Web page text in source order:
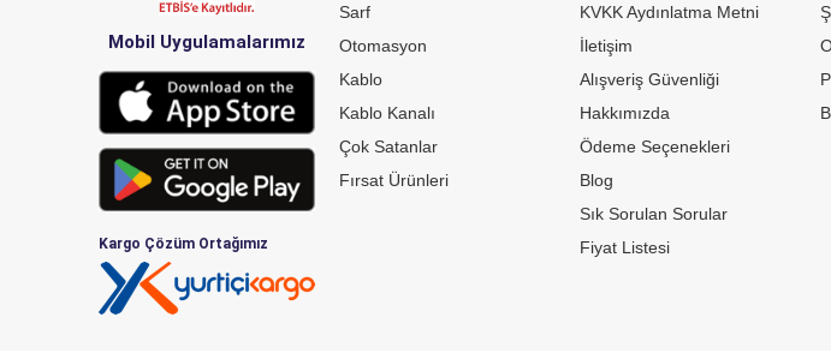
Mobil Uygulamalarımız
Kargo Çözüm Ortağımız
Sarf
Otomasyon
Kablo
Kablo Kanalı
Çok Satanlar
Fırsat Ürünleri
KVKK Aydınlatma Metni
İletişim
Alışveriş Güvenliği
Hakkımızda
Ödeme Seçenekleri
Blog
Sık Sorulan Sorular
Fiyat Listesi